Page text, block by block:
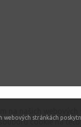
webových stránkách
na našich
cookie na